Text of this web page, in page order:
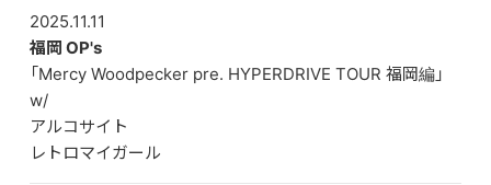
2025.11.11
福岡 OP's
「Mercy Woodpecker pre. HYPERDRIVE TOUR 福岡編」
w/
アルコサイト
レトロマイガール